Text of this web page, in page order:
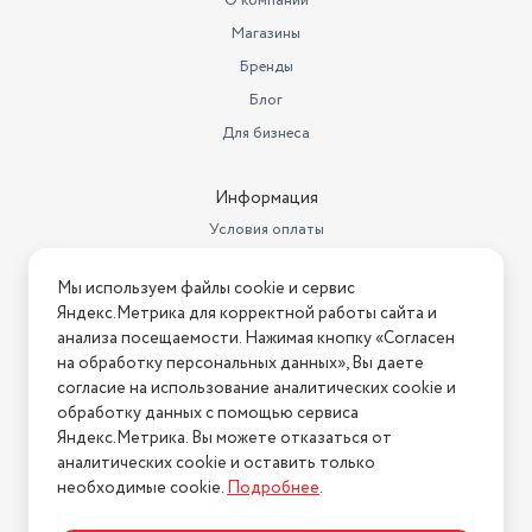
— это умное приобретение для вашего дома, которое
заботится о свежести ваших продуктов каждый день.
Доверьте хранение продуктов надежной технике, и ваша
Россия
Полезный объем холодильной
257
716.1
Количество полок на двери
3
Вид компрессора
Классический
Высота товара в упаковке, в
метрах
1.75
Ширина товара в упаковке, в
метрах
0.62
Длина товара в упаковке, в
метрах
0.66
Магазины
Бренды
Блог
Для бизнеса
Информация
Условия оплаты
Условия возврата
Нашли ошибку на сайте? Напишите нам
2026 © Интернет-магазин "АстМаркет". У нас есть всё!
Политика конфиденциальности
Мы используем файлы cookie и сервис
Яндекс.Метрика для корректной работы сайта и
анализа посещаемости. Нажимая кнопку «Согласен
на обработку персональных данных», Вы даете
согласие на использование аналитических cookie и
обработку данных с помощью сервиса
Яндекс.Метрика. Вы можете отказаться от
аналитических cookie и оставить только
необходимые cookie.Подробнее.